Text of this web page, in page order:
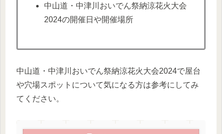
中山道・中津川おいでん祭納涼花火大会
2024の開催日や開催場所
中山道・中津川おいでん祭納涼花火大会2024で屋台
や穴場スポットについて気になる方は参考にしてみ
てください。